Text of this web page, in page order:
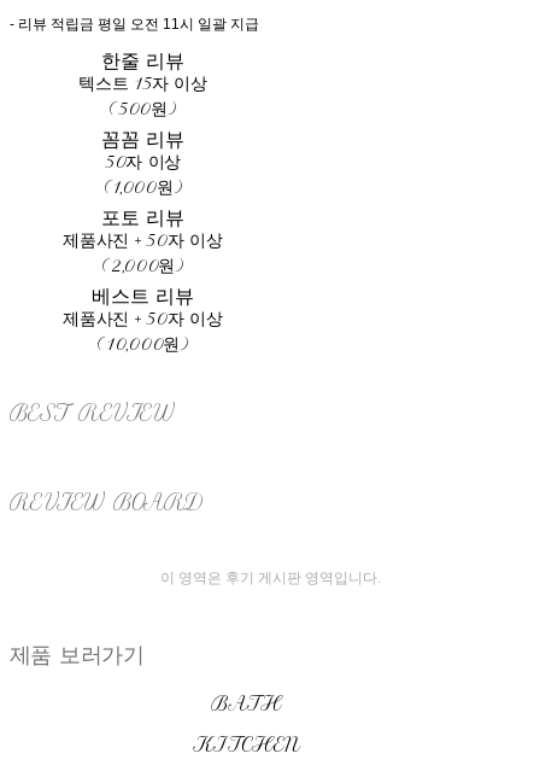
- 리뷰 적립금 평일 오전 11시 일괄 지급
한줄 리뷰
텍스트 15자 이상
(500원)
꼼꼼 리뷰
50자 이상
(1,000원)
포토 리뷰
제품사진 + 50자 이상
(2,000원)
베스트 리뷰
제품사진 + 50자 이상
(10,000원)
BEST REVIEW
REVIEW BOARD
이 영역은 후기 게시판 영역입니다.
제품 보러가기
BATH
KITCHEN